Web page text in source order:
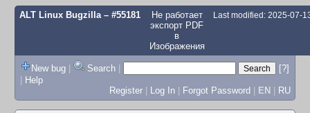
ALT Linux Bugzilla– #55181
Не работает
экспорт PDF
в
Изображения
Last modified: 2025-07-
New bug | Search |
[?]
| Help
Register | Log In | Forgot Password | EN | RU